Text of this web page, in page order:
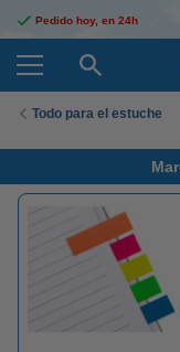
Pedido hoy, en 24h
Todo para el estuche